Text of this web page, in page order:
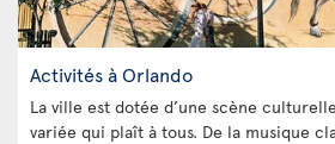
Activités à Orlando
La ville est dotée d’une scène
variée qui plaît à tous. De la musique